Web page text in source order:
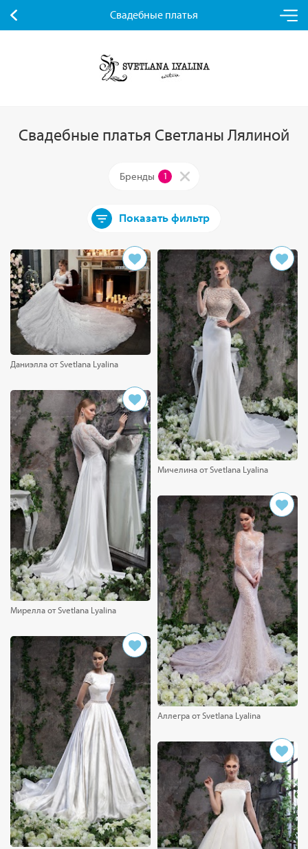
Свадебные платья
Свадебные платья Светланы Лялиной
Бренды 1
Показать фильтр
Даниэлла от Svetlana Lyalina
Мичелина от Svetlana Lyalina
Мирелла от Svetlana Lyalina
Аллегра от Svetlana Lyalina